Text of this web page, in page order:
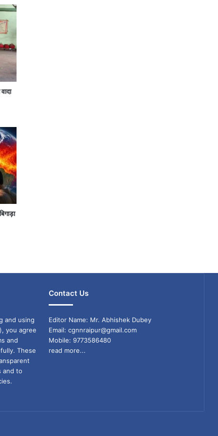
and using
you agree
and
These
and to
Contact Us
Editor Name: Mr. Abhishek Dubey
Email: cgnnraipur@gmail.com
Mobile: 9773586480
read more...